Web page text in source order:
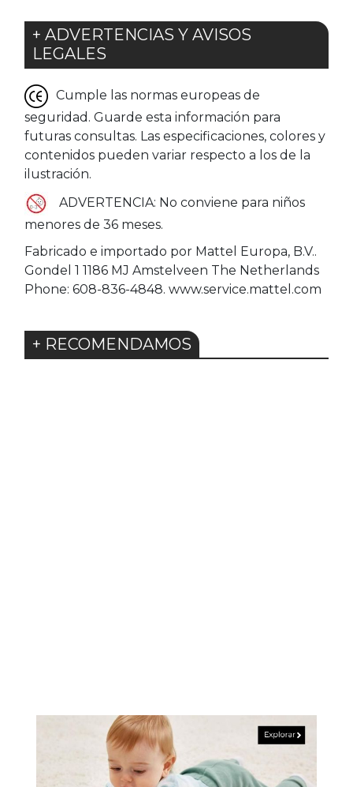
+ ADVERTENCIAS Y AVISOS
LEGALES
Cumple las normas europeas de
seguridad. Guarde esta información para
futuras consultas. Las especificaciones, colores y
contenidos pueden variar respecto a los de la
ilustración.
ADVERTENCIA: No conviene para niños
menores de 36 meses.
Fabricado e importado por Mattel Europa, B.V..
Gondel 1 1186 MJ Amstelveen The Netherlands
Phone: 608-836-4848. www.service.mattel.com
+ RECOMENDAMOS